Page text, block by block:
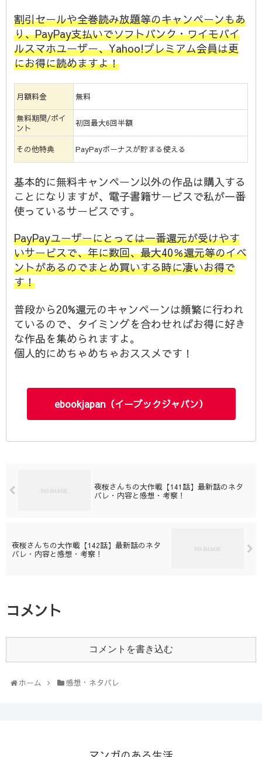
割引セールや全巻読み放題等のキャンペーンもあ
り、PayPay支払いでソフトバンク・ワイモバイ
ルスマホユーザー、Yahoo!プレミアム会員は更
にお得に読めますよ！
月額料金 無料
無料期間/ポイ
ント
初回最大6回半額
その他特典 PayPayボーナスが貯まる使える
基本的に無料キャンペーン以外の作品は購入する
ことになりますが、電子書籍サービスで私が一番
使っているサービスです。
PayPayユーザーにとっては一番還元が受けやす
いサービスで、年に数回、最大40％還元等のイベ
ントがあるのでまとめ買いする時に凄いお得で
す！
普段から20%還元のキャンペーンは頻繁に行われ
ているので、タイミングを合わせればお得に好き
な作品を集められますよ。
個人的にめちゃめちゃおススメです！
ebookjapan（イーブックジャパン）
夜桜さんちの大作戦【141話】最新話のネタ
バレ・内容と感想・考察！
夜桜さんちの大作戦【142話】最新話のネタ
バレ・内容と感想・考察！
コメント
コメントを書き込む
ホーム 感想・ネタバレ